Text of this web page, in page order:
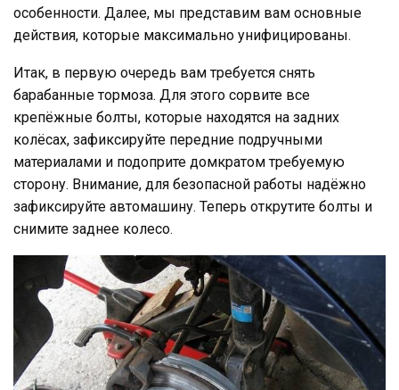
особенности. Далее, мы представим вам основные
действия, которые максимально унифицированы.
Итак, в первую очередь вам требуется снять
барабанные тормоза. Для этого сорвите все
крепёжные болты, которые находятся на задних
колёсах, зафиксируйте передние подручными
материалами и подоприте домкратом требуемую
сторону. Внимание, для безопасной работы надёжно
зафиксируйте автомашину. Теперь открутите болты и
снимите заднее колесо.